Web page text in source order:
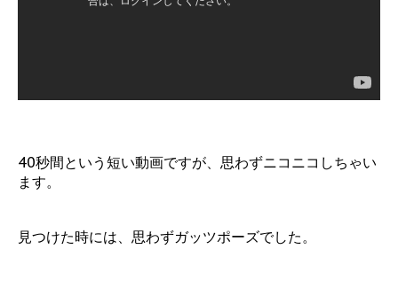
40秒間という短い動画ですが、思わずニコニコしちゃい
ます。
見つけた時には、思わずガッツポーズでした。